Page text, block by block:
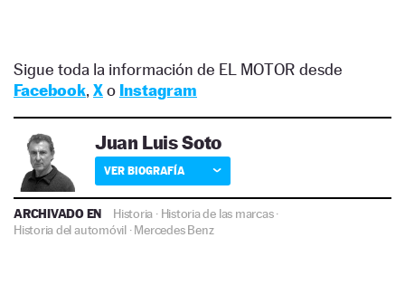
Sigue toda la información de EL MOTOR desde
Facebook, Xo Instagram
Juan Luis Soto
VER BIOGRAFÍA
ARCHIVADO EN Historia · Historia de las marcas·
Historia del automóvil·Mercedes Benz